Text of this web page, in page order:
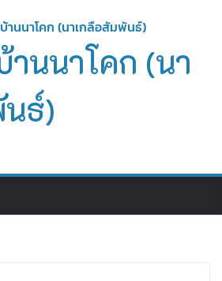
านนาโคก (นา
ธ์)